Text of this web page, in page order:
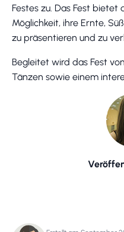
Festes zu. Das Fest bietet
Möglichkeit, ihre Ernte,
zu präsentieren und zu
Begleitet wird das Fest
Tänzen sowie einem